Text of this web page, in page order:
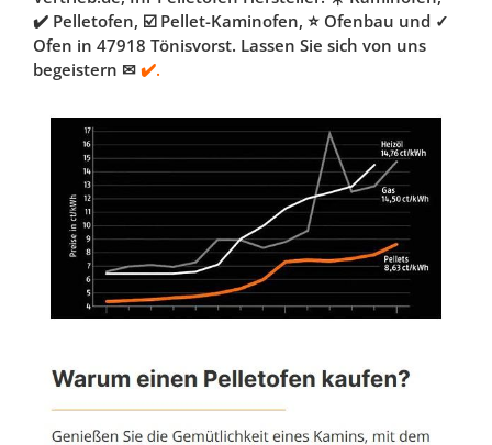
✔️ Pelletofen, ☑️ Pellet-Kaminofen, ⭐ Ofenbau und ✓
Ofen in 47918 Tönisvorst. Lassen Sie sich von uns
begeistern ✉ ✔️.